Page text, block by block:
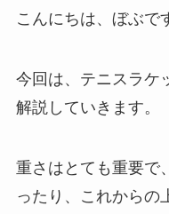
こんにちは、ぼぶで
今回は、テニスラケ
解説していきます。
重さはとても重要で
ったり、これからの